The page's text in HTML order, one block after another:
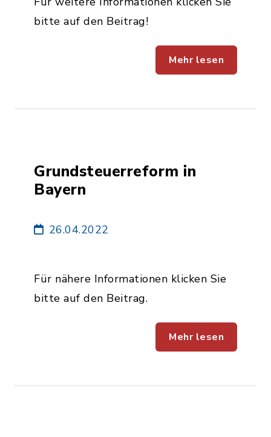
bitte auf den Beitrag!
Mehr lesen
Grundsteuerreform in
Bayern
26.04.2022
Für nähere Informationen klicken Sie
bitte auf den Beitrag.
Mehr lesen